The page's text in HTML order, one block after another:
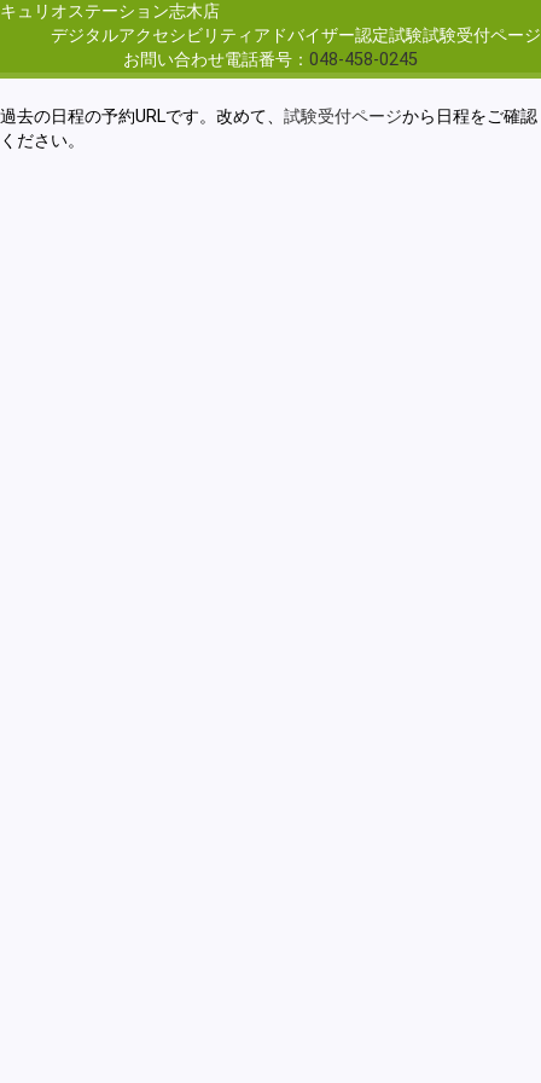
キュリオステーション志木店
デジタルアクセシビリティアドバイザー認定試験試験受付ページ
お問い合わせ電話番号： 048-458-0245
過去の日程の予約URLです。改めて、 試験受付ページから日程をご確認
ください。